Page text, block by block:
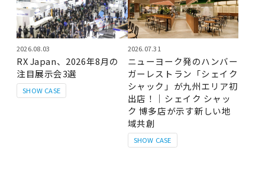
SHOW CASE
2026.08.03
RX Japan、2026年8月の
注目展示会3選
SHOW CASE
2026.07.31
ニューヨーク発のハンバー
ガーレストラン「シェイク
シャック」が九州エリア初
出店！｜シェイク シャッ
ク 博多店が示す新しい地
域共創